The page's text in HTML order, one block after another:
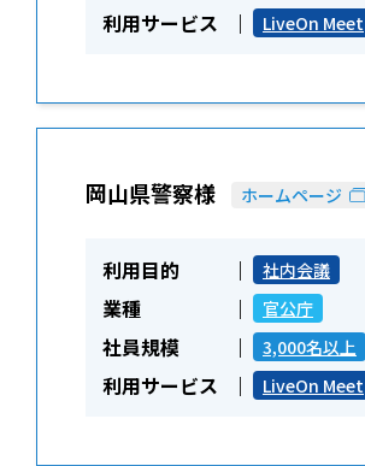
利用サービス LiveOn Meet
岡山県警察様 ホームページ
利用目的 社内会議
業種 官公庁
社員規模 3,000名以上
利用サービス LiveOn Meet